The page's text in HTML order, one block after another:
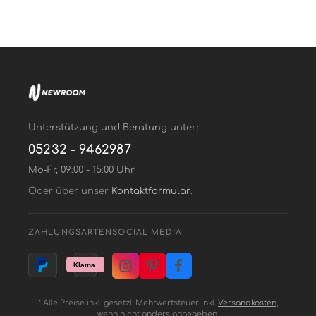
Unterstützung und Beratung unter:
05232 - 9462987
Mo-Fr, 09:00 - 15:00 Uhr
Oder über unser Kontaktformular.
ZAHLUNGSARTEN SOCIAL MEDIA
* Alle Preise inkl. gesetzl. Mehrwertsteuer inkl. Versandkosten,